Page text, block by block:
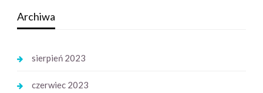
Archiwa
sierpień 2023
czerwiec 2023